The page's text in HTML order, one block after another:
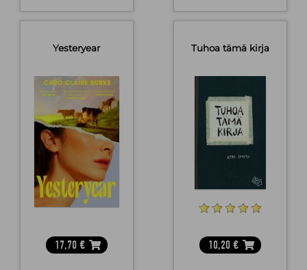
Yesteryear
€
17,70
Tuhoa tämä kirja
€
10,20